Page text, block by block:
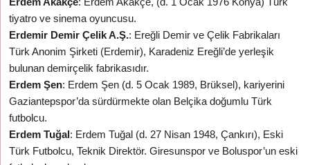
tiyatro ve sinema oyuncusu.
Erdemir Demir Çelik A.Ş.: Ereğli Demir ve Çelik Fabrikaları
Türk Anonim Şirketi (Erdemir), Karadeniz Ereğli’de yerleşik
bulunan demirçelik fabrikasıdır.
Erdem Şen: Erdem Şen (d. 5 Ocak 1989, Brüksel), kariyerini
Gaziantepspor’da sürdürmekte olan Belçika doğumlu Türk
futbolcu.
Erdem Tuğal: Erdem Tuğal (d. 27 Nisan 1948, Çankırı), Eski
Türk Futbolcu, Teknik Direktör. Giresunspor ve Boluspor’un eski